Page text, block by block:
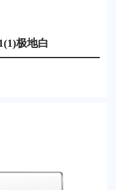
极地白